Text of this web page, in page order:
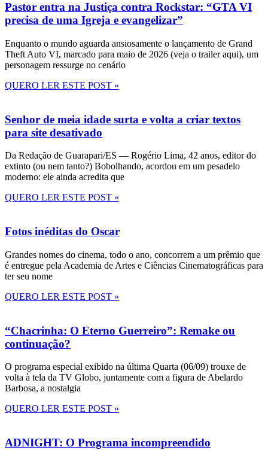
Pastor entra na Justiça contra Rockstar: “GTA VI
precisa de uma Igreja e evangelizar”
Enquanto o mundo aguarda ansiosamente o lançamento de Grand
Theft Auto VI, marcado para maio de 2026 (veja o trailer aqui), um
personagem ressurge no cenário
QUERO LER ESTE POST »
Senhor de meia idade surta e volta a criar textos
para site desativado
Da Redação de Guarapari/ES — Rogério Lima, 42 anos, editor do
extinto (ou nem tanto?) Bobolhando, acordou em um pesadelo
moderno: ele ainda acredita que
QUERO LER ESTE POST »
Fotos inéditas do Oscar
Grandes nomes do cinema, todo o ano, concorrem a um prêmio que
é entregue pela Academia de Artes e Ciências Cinematográficas para
ter seu nome
QUERO LER ESTE POST »
“Chacrinha: O Eterno Guerreiro”: Remake ou
continuação?
O programa especial exibido na última Quarta (06/09) trouxe de
volta à tela da TV Globo, juntamente com a figura de Abelardo
Barbosa, a nostalgia
QUERO LER ESTE POST »
ADNIGHT: O Programa incompreendido